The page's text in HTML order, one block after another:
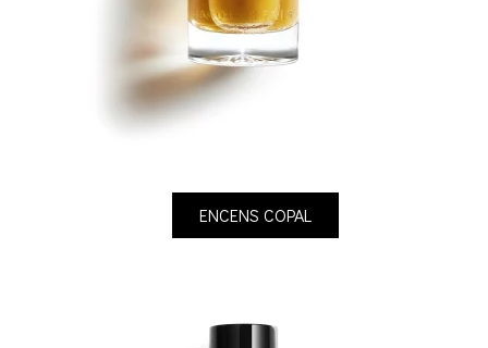
ENCENS COPAL